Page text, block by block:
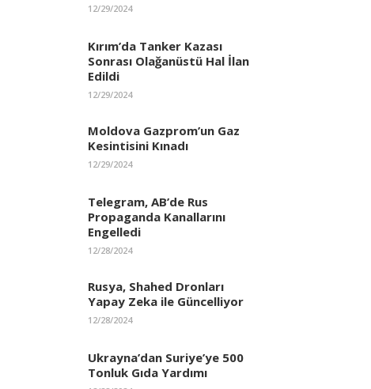
12/29/2024
Kırım’da Tanker Kazası
Sonrası Olağanüstü Hal İlan
Edildi
12/29/2024
Moldova Gazprom’un Gaz
Kesintisini Kınadı
12/29/2024
Telegram, AB’de Rus
Propaganda Kanallarını
Engelledi
12/28/2024
Rusya, Shahed Dronları
Yapay Zeka ile Güncelliyor
12/28/2024
Ukrayna’dan Suriye’ye 500
Tonluk Gıda Yardımı